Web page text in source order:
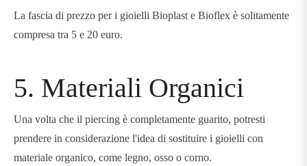
La fascia di prezzo per i gioielli Bioplast e Bioflex è solitamente
compresa tra 5 e 20 euro.
5. Materiali Organici
Una volta che il piercing è completamente guarito, potresti
prendere in considerazione l'idea di sostituire i gioielli con
materiale organico, come legno, osso o corno.